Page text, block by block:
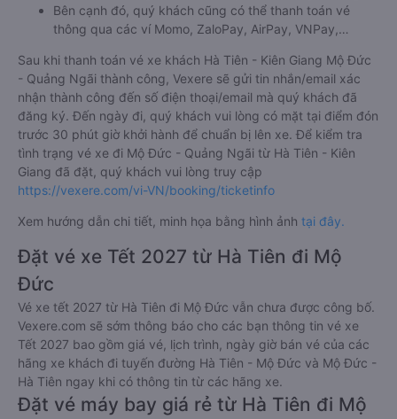
Bên cạnh đó, quý khách cũng có thể thanh toán vé
thông qua các ví Momo, ZaloPay, AirPay, VNPay,…
Sau khi thanh toán vé xe khách Hà Tiên - Kiên Giang Mộ Đức
- Quảng Ngãi thành công, Vexere sẽ gửi tin nhắn/email xác
nhận thành công đến số điện thoại/email mà quý khách đã
đăng ký. Đến ngày đi, quý khách vui lòng có mặt tại điểm đón
trước 30 phút giờ khởi hành để chuẩn bị lên xe. Để kiểm tra
tình trạng vé xe đi Mộ Đức - Quảng Ngãi từ Hà Tiên - Kiên
Giang đã đặt, quý khách vui lòng truy cập
https://vexere.com/vi-VN/booking/ticketinfo
Xem hướng dẫn chi tiết, minh họa bằng hình ảnh tại đây.
Đặt vé xe Tết 2027 từ Hà Tiên đi Mộ
Đức
Vé xe tết 2027 từ Hà Tiên đi Mộ Đức vẫn chưa được công bố.
Vexere.com sẽ sớm thông báo cho các bạn thông tin vé xe
Tết 2027 bao gồm giá vé, lịch trình, ngày giờ bán vé của các
hãng xe khách đi tuyến đường Hà Tiên - Mộ Đức và Mộ Đức -
Hà Tiên ngay khi có thông tin từ các hãng xe.
Đặt vé máy bay giá rẻ từ Hà Tiên đi Mộ